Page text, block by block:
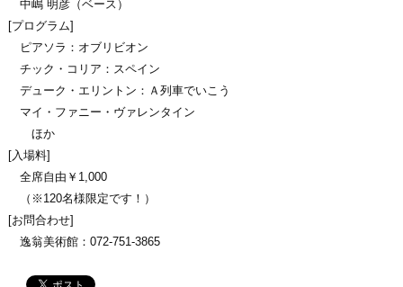
中嶋 明彦（ベース）
[プログラム]
ピアソラ：オブリビオン
チック・コリア：スペイン
デューク・エリントン：Ａ列車でいこう
マイ・ファニー・ヴァレンタイン
ほか
[入場料]
全席自由￥1,000
（※120名様限定です！）
[お問合わせ]
逸翁美術館：072-751-3865